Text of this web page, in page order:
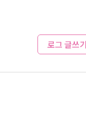
로그 글쓰기